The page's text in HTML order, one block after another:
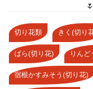
切り花類 きく(切り
ばら(切り花) りんど
宿根かすみそう(切り花)